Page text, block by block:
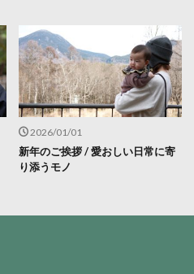
2026/01/01
新年のご挨拶 / 愛おしい日常に寄
り添うモノ